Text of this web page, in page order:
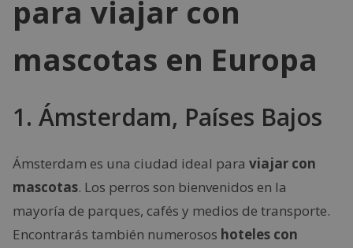
para viajar con
mascotas en Europa
1. Ámsterdam, Países Bajos
Ámsterdam es una ciudad ideal para viajar con
mascotas. Los perros son bienvenidos en la
mayoría de parques, cafés y medios de transporte.
Encontrarás también numerosos hoteles con